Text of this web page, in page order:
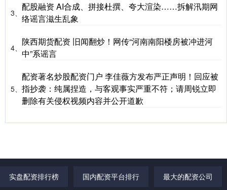
3、
配股融资 AI合成、拼接杜撰、夸大渲染……拆解汛期网
络谣言滋生乱象
4、
陕西期货配资 旧闻翻炒！网传“河南南阳楼房被冲进河
中”系谣言
5、
配资著名炒股配资门户 李佳薇方发布严正声明！回应被
指抄袭：纯属捏造，与客观事实严重不符；请周锐立即
删除有关侵权视频内容并公开道歉
实盘配资排行榜 国内配资平台排行 最大的配资公司